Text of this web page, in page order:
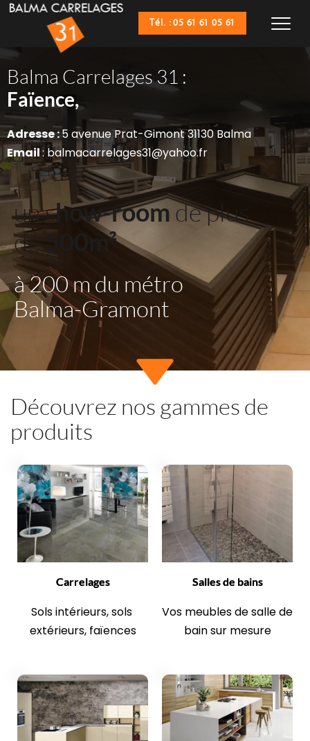
Tél. : 05 61 61 05 61
Balma Carrelages 31 :
Faïence,
Sanitaires,
Adresse : 5 avenue Prat-Gimont 31130 Balma
Email : balmacarrelages31@yahoo.fr
un show-room de plus
de 500m²
à 200 m du métro
Balma-Gramont
Découvrez nos gammes de
produits
Carrelages
Sols intérieurs, sols
extérieurs, faïences
Salles de bains
Vos meubles de salle de
bain sur mesure